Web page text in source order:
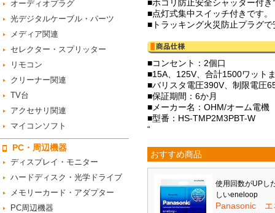
オーディオプラグ
光デジタルケーブル・パーツ
メディア関連
セレクター・スプリッター
リモコン
クリーナー関連
TV台
アクセサリ関連
マイコンソフト
PC・周辺機器
ディスプレイ・モニター
ハードディスク・光学ドライブ
メモリーカード・アダプター
PC周辺機器
■ホコリ防止安全シャッター付き
■点灯式集中スイッチ付きです。
■トラッキング火災防止プラグ
■コンセント：2個口
■15A、125V、合計1500ワット
■バリスタ電圧390V、制限電圧
■保証期間：6か月
■メーカー名：OHM/オーム電機
■型番：HS-TMP2M3PBT-W
“
おすすめ商品
使用回数がUPし
しいeneloop
Panasonic エ